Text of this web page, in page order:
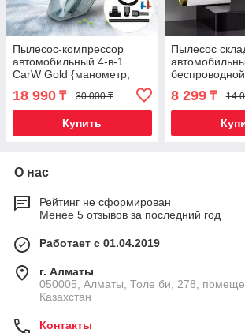
Пылесос-компрессор
автомобильный 4-в-1
CarW Gold {манометр,
LED-фонарик, насадки и
переходники}
18 990 ₸ 30 000 ₸
Купить
Пылесос
8 299₸ 14
О нас
Рейтинг не сформирован
Менее 5 отзывов за последний год
Работает с 01.04.2019
г. Алматы
050005, Алматы, Толе би, 278,
Казахстан
Контакты